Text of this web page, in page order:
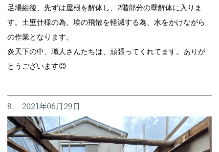
足場組後、先ずは屋根を解体し、2階部分の壁解体に入りま
す。土壁仕様の為、埃の飛散を軽減する為、水をかけながら
の作業となります。
炎天下の中、職人さんたちは、頑張ってくれてます。ありが
とうございます😊
8. 2021年06月29日